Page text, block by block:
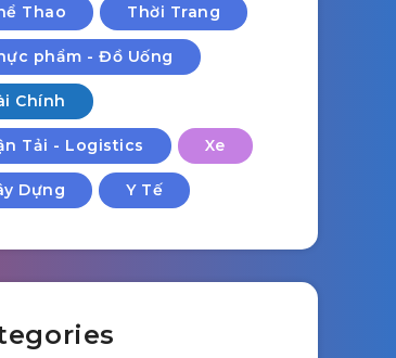
Thao Thời Trang
phẩm - Đồ Uống
Chính
Tải - Logistics Xe
Dựng Y Tế